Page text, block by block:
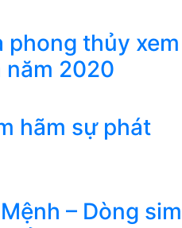
phong thủy xem
năm 2020
hãm sự phát
– Dòng sim